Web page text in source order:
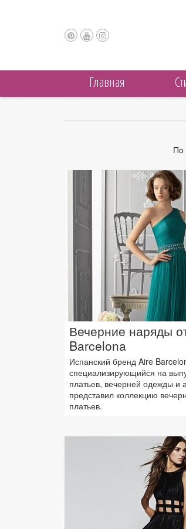
Главная
По
Вечерние наряды
Barcelona
Испанский бренд Aire
специализирующийся на
платьев, вечерней одежды и
представил коллекцию
платьев.